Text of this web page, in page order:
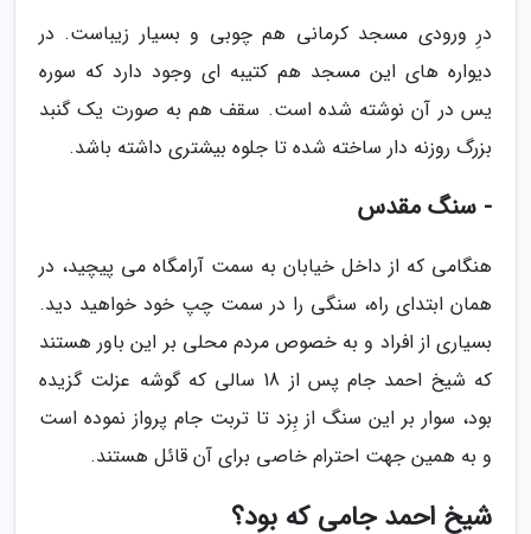
درِ ورودی مسجد کرمانی هم چوبی و بسیار زیباست. در
دیواره های این مسجد هم کتیبه ای وجود دارد که سوره
یس در آن نوشته شده است. سقف هم به صورت یک گنبد
بزرگ روزنه دار ساخته شده تا جلوه بیشتری داشته باشد.
- سنگ مقدس
هنگامی که از داخل خیابان به سمت آرامگاه می پیچید، در
همان ابتدای راه، سنگی را در سمت چپ خود خواهید دید.
بسیاری از افراد و به خصوص مردم محلی بر این باور هستند
که شیخ احمد جام پس از 18 سالی که گوشه عزلت گزیده
بود، سوار بر این سنگ از بِزد تا تربت جام پرواز نموده است
و به همین جهت احترام خاصی برای آن قائل هستند.
شیخ احمد جامی که بود؟